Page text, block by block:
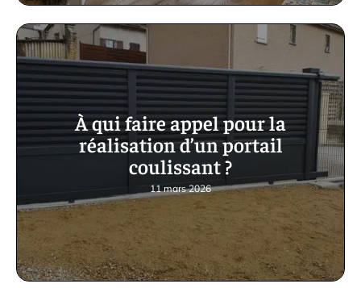
À qui faire appel pour la
réalisation d’un portail
coulissant ?
11 mars 2026